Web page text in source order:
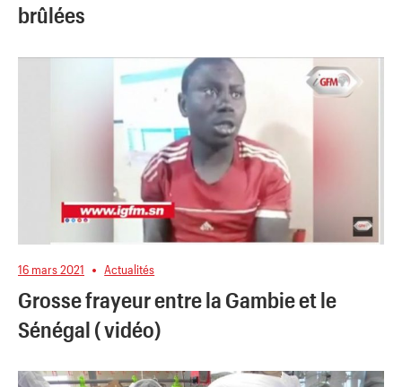
brûlées
16 mars 2021 Actualités
Grosse frayeur entre la Gambie et le
Sénégal ( vidéo)